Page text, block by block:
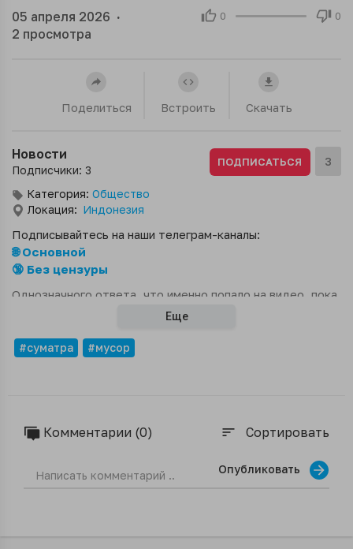
0 0
05 апреля 2026 ·
2 просмотра
Поделиться Встроить Скачать
Новости
Подписчики: 3
ПОДПИСАТЬСЯ 3
Категория: Общество
Локация: Индонезия
Подписывайтесь на наши телеграм-каналы:
🌐 Основной
🔞 Без цензуры
Однозначного ответа, что именно попало на видео, пока
нет. Одно из основных предположений - редкая
Еще
#суматра #мусор
Комментарии (0) sort Сортировать
Опубликовать